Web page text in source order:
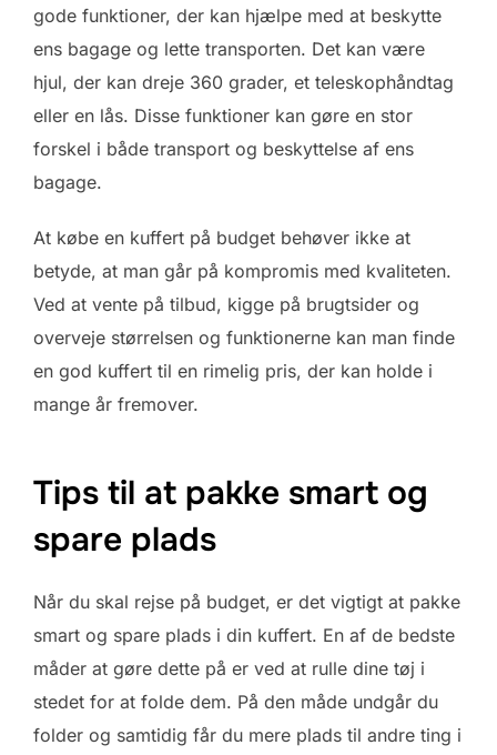
gode funktioner, der kan hjælpe med at beskytte
ens bagage og lette transporten. Det kan være
hjul, der kan dreje 360 grader, et teleskophåndtag
eller en lås. Disse funktioner kan gøre en stor
forskel i både transport og beskyttelse af ens
bagage.
At købe en kuffert på budget behøver ikke at
betyde, at man går på kompromis med kvaliteten.
Ved at vente på tilbud, kigge på brugtsider og
overveje størrelsen og funktionerne kan man finde
en god kuffert til en rimelig pris, der kan holde i
mange år fremover.
Tips til at pakke smart og
spare plads
Når du skal rejse på budget, er det vigtigt at pakke
smart og spare plads i din kuffert. En af de bedste
måder at gøre dette på er ved at rulle dine tøj i
stedet for at folde dem. På den måde undgår du
folder og samtidig får du mere plads til andre ting i